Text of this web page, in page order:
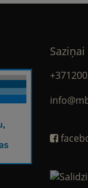
Saziņai